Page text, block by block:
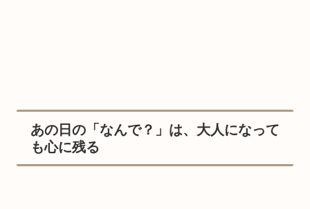
あの日の「なんで？」は、大人になって
も心に残る